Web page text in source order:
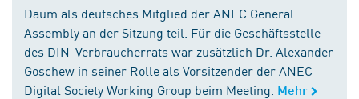
Daum als deutsches Mitglied der ANEC General
Assembly an der Sitzung teil. Für die Geschäftsstelle
des DIN-Verbraucherrats war zusätzlich Dr. Alexander
Goschew in seiner Rolle als Vorsitzender der ANEC
Digital Society Working Group beim Meeting. Mehr